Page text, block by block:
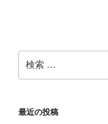
備
れ
検
索:
最近の投稿